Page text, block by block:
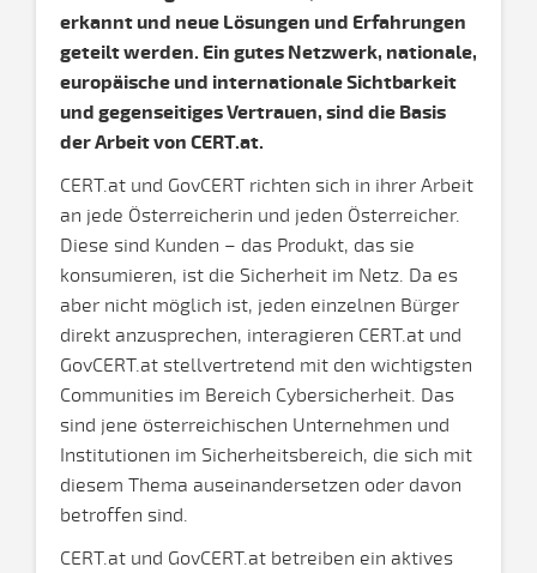
erkannt und neue Lösungen und Erfahrungen
geteilt werden. Ein gutes Netzwerk, nationale,
europäische und internationale Sichtbarkeit
und gegenseitiges Vertrauen, sind die Basis
der Arbeit von CERT.at.
CERT.at und GovCERT richten sich in ihrer Arbeit
an jede Österreicherin und jeden Österreicher.
Diese sind Kunden – das Produkt, das sie
konsumieren, ist die Sicherheit im Netz. Da es
aber nicht möglich ist, jeden einzelnen Bürger
direkt anzusprechen, interagieren CERT.at und
GovCERT.at stellvertretend mit den wichtigsten
Communities im Bereich Cybersicherheit. Das
sind jene österreichischen Unternehmen und
Institutionen im Sicherheitsbereich, die sich mit
diesem Thema auseinandersetzen oder davon
betroffen sind.
CERT.at und GovCERT.at betreiben ein aktives